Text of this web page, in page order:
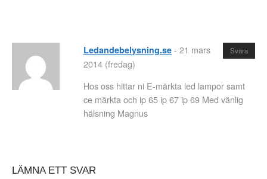
Svara
Ledandebelysning.se - 21 mars
2014 (fredag)
Hos oss hittar ni E-märkta led lampor samt
ce märkta och ip 65 ip 67 ip 69 Med vänlig
hälsning Magnus
LÄMNA ETT SVAR